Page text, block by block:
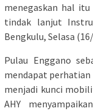
menegaskan hal
tindak lanjut
Bengkulu, Selasa
Pulau Enggano
mendapat perhatian
menjadi kunci
AHY